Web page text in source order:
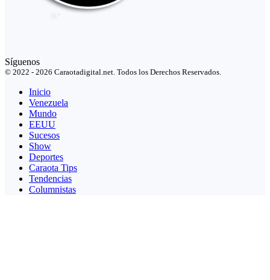
Síguenos
© 2022 - 2026 Caraotadigital.net. Todos los Derechos Reservados.
Inicio
Venezuela
Mundo
EEUU
Sucesos
Show
Deportes
Caraota Tips
Tendencias
Columnistas